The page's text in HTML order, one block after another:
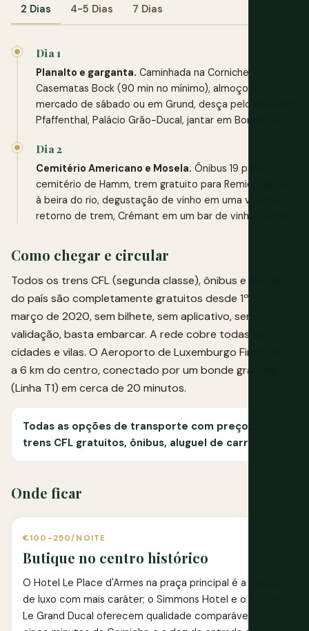
2 Dias 4-5 Dias 7 Dias
Dia 1
Planalto e garganta. Caminhada na Corniche,
Casematas Bock (90 min no mínimo), almoço no
mercado de sábado ou em Grund, desça pelo elevador
Pfaffenthal, Palácio Grão-Ducal, jantar em Bonnevoie.
Dia 2
Cemitério Americano e Mosela. Ônibus 19 para o
cemitério de Hamm, trem gratuito para Remich, almoço
à beira do rio, degustação de vinho em uma vinícola,
retorno de trem, Crémant em um bar de vinhos à noite.
Como chegar e circular
Todos os trens CFL (segunda classe), ônibus e bondes
do país são completamente gratuitos desde 1º de
março de 2020, sem bilhete, sem aplicativo, sem
validação, basta embarcar. A rede cobre todas as
cidades e vilas. O Aeroporto de Luxemburgo Findel fica
a 6 km do centro, conectado por um bonde gratuito
(Linha T1) em cerca de 20 minutos.
Todas as opções de transporte com preços:
trens CFL gratuitos, ônibus, aluguel de carro
Onde ficar
€100-250/NOITE
Butique no centro histórico
O Hotel Le Place d'Armes na praça principal é a opção
de luxo com mais caráter; o Simmons Hotel e o Sofitel
Le Grand Ducal oferecem qualidade comparável, a